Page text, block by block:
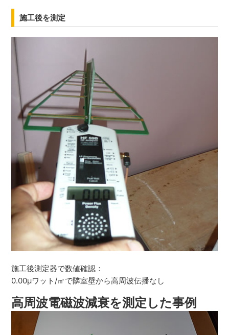
施工後を測定
施工後測定器で数値確認：
0.00μワット/㎡で隣室壁から高周波伝播なし
高周波電磁波減衰を測定した事例